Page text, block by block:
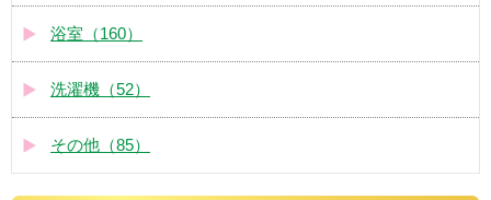
浴室（160）
洗濯機（52）
その他（85）